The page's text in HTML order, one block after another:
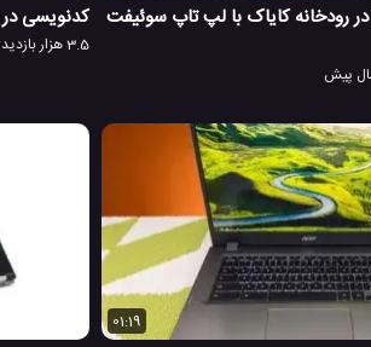
ویرایش فیلم 4k در رودخانه کایاک با لپ تاپ سوئیفت کدنویسی در
3.5 هزار بازدید
01:19